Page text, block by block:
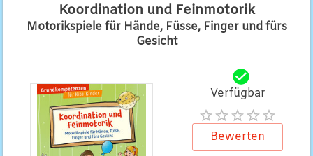
Koordination und Feinmotorik
Motorikspiele für Hände, Füsse, Finger und fürs
Gesicht
Verfügbar
Bewerten